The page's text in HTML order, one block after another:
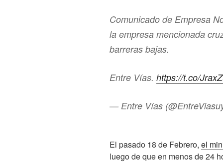
Comunicado de Empresa
la empresa mencionada
barreras bajas.
Entre Vías. https://t.co/
— Entre Vías
El pasado 18 de Febrero, el
luego de que en menos de 24